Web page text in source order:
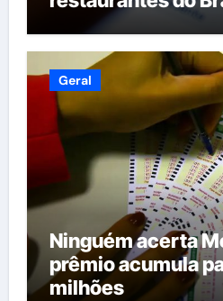
Geral
Ninguém acerta
prêmio acumula
milhões